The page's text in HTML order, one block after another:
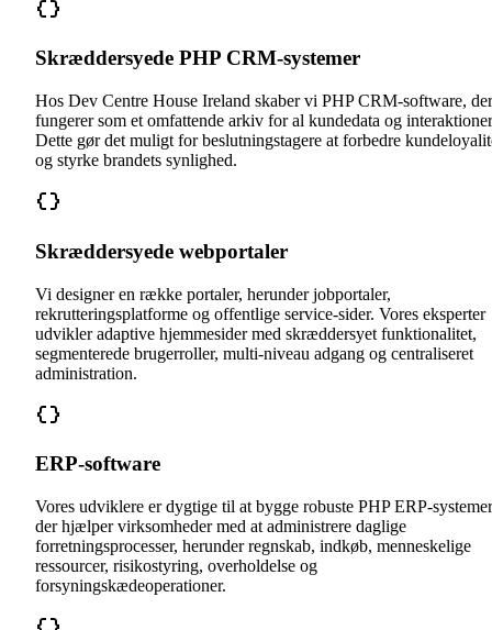
Skræddersyede PHP CRM-systemer
Hos Dev Centre House Ireland skaber vi PHP CRM-software, der
fungerer som et omfattende arkiv for al kundedata og
Dette gør det muligt for beslutningstagere at forbedre
og styrke brandets synlighed.
Skræddersyede webportaler
Vi designer en række portaler, herunder jobportaler,
rekrutteringsplatforme og offentlige service-sider. Vores eksperter
udvikler adaptive hjemmesider med skræddersyet funktionalitet,
segmenterede brugerroller, multi-niveau adgang og centraliseret
administration.
ERP-software
Vores udviklere er dygtige til at bygge robuste PHP ERP-
der hjælper virksomheder med at administrere daglige
forretningsprocesser, herunder regnskab, indkøb, menneskelige
ressourcer, risikostyring, overholdelse og
forsyningskædeoperationer.